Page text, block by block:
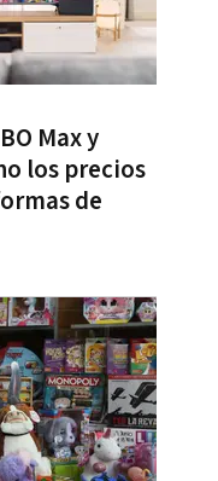
Max y
los precios
de